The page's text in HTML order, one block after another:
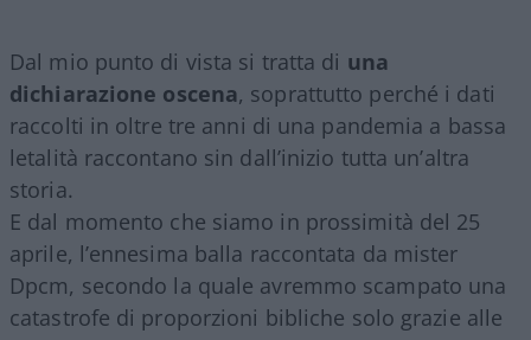
Dal mio punto di vista si tratta di una
dichiarazione oscena, soprattutto perché i dati
raccolti in oltre tre anni di una pandemia a bassa
letalità raccontano sin dall’inizio tutta un’altra
storia.
E dal momento che siamo in prossimità del 25
aprile, l’ennesima balla raccontata da mister
Dpcm, secondo la quale avremmo scampato una
catastrofe di proporzioni bibliche solo grazie alle